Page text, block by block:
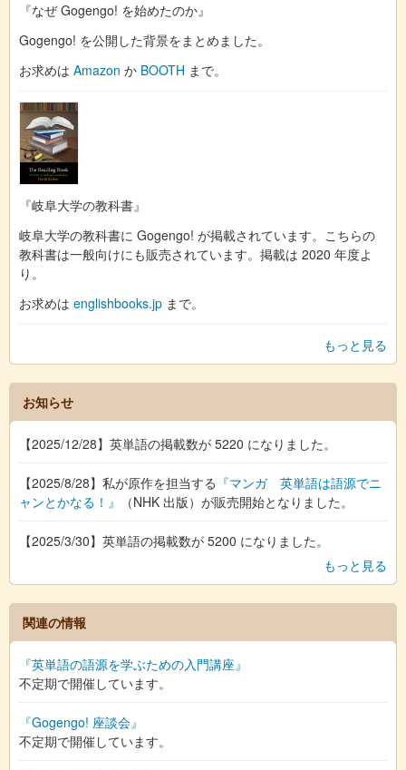
『なぜ Gogengo! を始めたのか』
Gogengo! を公開した背景をまとめました。
お求めは Amazon か BOOTH まで。
『岐阜大学の教科書』
岐阜大学の教科書に Gogengo! が掲載されています。こちらの
教科書は一般向けにも販売されています。掲載は 2020 年度よ
り。
お求めは englishbooks.jp まで。
もっと見る
お知らせ
【2025/12/28】英単語の掲載数が 5220 になりました。
【2025/8/28】私が原作を担当する 『マンガ 英単語は語源でニ
ャンとかなる！』
（NHK 出版）が販売開始となりました。
【2025/3/30】英単語の掲載数が 5200 になりました。
もっと見る
関連の情報
『英単語の語源を学ぶための入門講座』
不定期で開催しています。
『Gogengo! 座談会』
不定期で開催しています。